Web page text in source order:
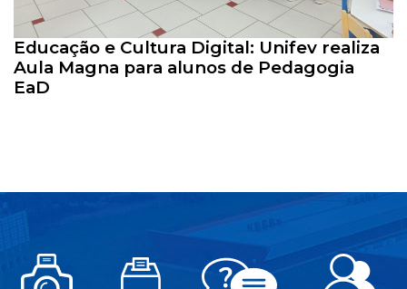
Educação e Cultura Digital: Unifev realiza
Aula Magna para alunos de Pedagogia
EaD